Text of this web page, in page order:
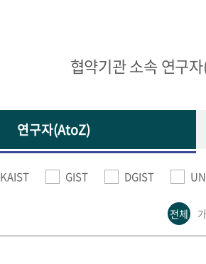
협약기관 소속 연구
연구자(AtoZ)
KAIST GIST DGIST
전체 가